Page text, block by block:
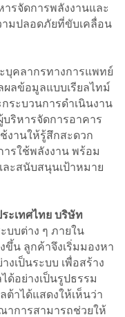
ารจัดการพลังงานและ
ามปลอดภัยที่ขับเคลื่อน
คลากรทางการแพทย์
ผลข้อมูลแบบเรียลไทม์
ระบวนการดำเนินงาน
บริหารจัดการอาคาร
งานให้รู้สึกสะดวก
รใช้พลังงาน พร้อม
ละสนับสนุนเป้าหมาย
ะเทศไทย บริษัท
บบต่าง ๆ ภายใน
ขึ้น ลูกค้าจึงเริ่มมองหา
เป็นระบบ เพื่อสร้าง
ด้อย่างเป็นรูปธรรม
ต้าได้แสดงให้เห็นว่า
การสามารถช่วยให้